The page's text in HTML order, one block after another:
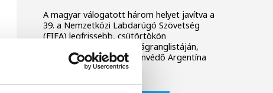
A magyar válogatott három helyet javítva a
39. a Nemzetközi Labdarúgó Szövetség
(FIFA) legfrissebb, csütörtökön
nyilvánosságra hozott világranglistáján,
amelyet a világbajnoki címvédő Argentína